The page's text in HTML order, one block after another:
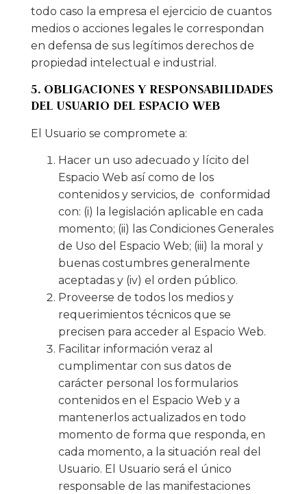
todo caso la empresa el ejercicio de cuantos
medios o acciones legales le correspondan
en defensa de sus legítimos derechos de
propiedad intelectual e industrial.
5. OBLIGACIONES Y RESPONSABILIDADES
DEL USUARIO DEL ESPACIO WEB
El Usuario se compromete a:
Hacer un uso adecuado y lícito del
Espacio Web así como de los
contenidos y servicios, de conformidad
con: (i) la legislación aplicable en cada
momento; (ii) las Condiciones Generales
de Uso del Espacio Web; (iii) la moral y
buenas costumbres generalmente
aceptadas y (iv) el orden público.
Proveerse de todos los medios y
requerimientos técnicos que se
precisen para acceder al Espacio Web.
Facilitar información veraz al
cumplimentar con sus datos de
carácter personal los formularios
contenidos en el Espacio Web y a
mantenerlos actualizados en todo
momento de forma que responda, en
cada momento, a la situación real del
Usuario. El Usuario será el único
responsable de las manifestaciones